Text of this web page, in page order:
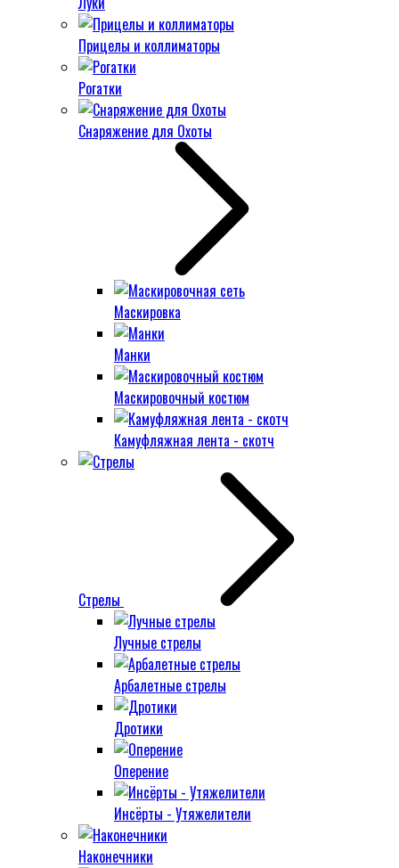
Прицелы и коллиматоры
Рогатки
Снаряжение для Охоты
Маскировка
Манки
Маскировочный костюм
Камуфляжная лента - скотч
Стрелы
Лучные стрелы
Арбалетные стрелы
Дротики
Оперение
Инсёрты - Утяжелители
Наконечники